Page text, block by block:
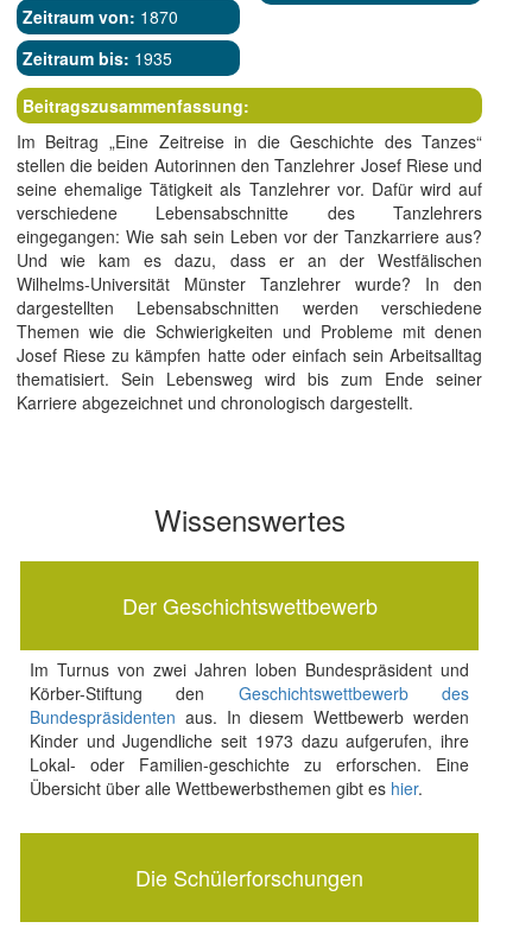
Zeitraum von: 1870
Zeitraum bis: 1935
Beitragszusammenfassung:
Im Beitrag „Eine Zeitreise in die Geschichte des Tanzes“
stellen die beiden Autorinnen den Tanzlehrer Josef Riese und
seine ehemalige Tätigkeit als Tanzlehrer vor. Dafür wird auf
verschiedene Lebensabschnitte des Tanzlehrers
eingegangen: Wie sah sein Leben vor der Tanzkarriere aus?
Und wie kam es dazu, dass er an der Westfälischen
Wilhelms-Universität Münster Tanzlehrer wurde? In den
dargestellten Lebensabschnitten werden verschiedene
Themen wie die Schwierigkeiten und Probleme mit denen
Josef Riese zu kämpfen hatte oder einfach sein Arbeitsalltag
thematisiert. Sein Lebensweg wird bis zum Ende seiner
Karriere abgezeichnet und chronologisch dargestellt.
Wissenswertes
Der Geschichtswettbewerb
Im Turnus von zwei Jahren loben Bundespräsident und
Körber-Stiftung den Geschichtswettbewerb des
Bundespräsidenten aus. In diesem Wettbewerb werden
Kinder und Jugendliche seit 1973 dazu aufgerufen, ihre
Lokal- oder Familien-geschichte zu erforschen. Eine
Übersicht über alle Wettbewerbsthemen gibt es hier.
Die Schülerforschungen